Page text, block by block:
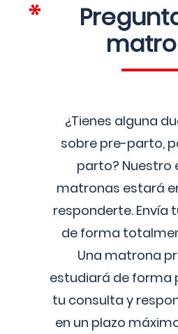
¿Tienes alguna
sobre pre-parto,
parto? Nuestro
matronas estará
responderte. Envía
de forma
Una matrona
estudiará de forma
tu consulta y
en un plazo